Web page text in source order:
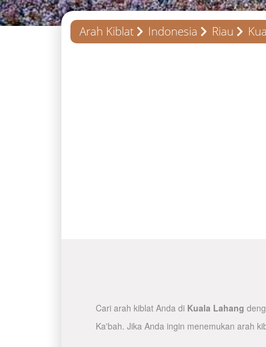
Arah Kiblat Indonesia Riau
Cari arah kiblat Anda di Kuala Lahang
Ka'bah. Jika Anda ingin menemukan arah